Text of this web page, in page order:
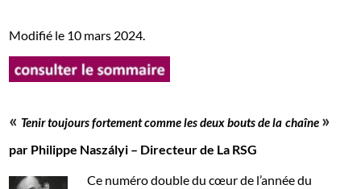
Modifié le 10 mars 2024.
« Tenir toujours fortement comme les deux bouts de la chaîne »
par Philippe Naszályi – Directeur de La RSG
Ce numéro double du cœur de l’année du